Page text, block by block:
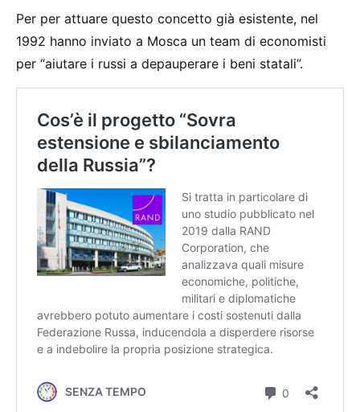
Per per attuare questo concetto già esistente, nel
1992 hanno inviato a Mosca un team di economisti
per “aiutare i russi a depauperare i beni statali”.